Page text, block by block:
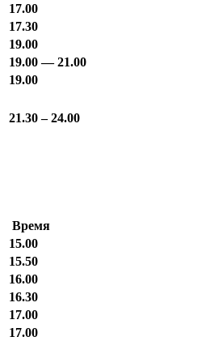
17.00
17.30
19.00
19.00 — 21.00
19.00
21.30 – 24.00
Время
15.00
15.50
16.00
16.30
17.00
17.00